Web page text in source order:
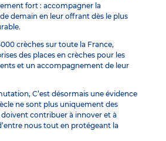
fort : accompagner la
demain en leur offrant dès le plus
crèches sur toute la France,
des places en crèches pour les
et un accompagnement de leur
C’est désormais une évidence
ne sont plus uniquement des
contribuer à innover et à
nous tout en protégeant la